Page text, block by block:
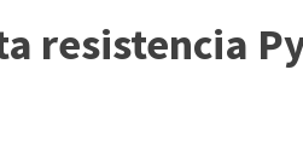
resistencia